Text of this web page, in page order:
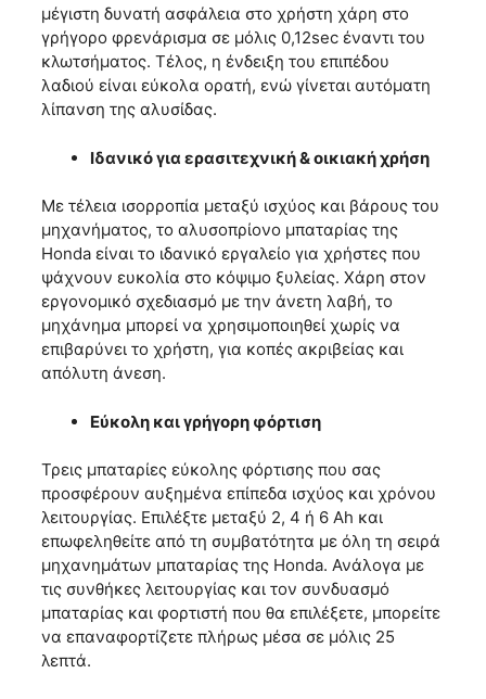
μέγιστη δυνατή ασφάλεια στο χρήστη χάρη στο
γρήγορο φρενάρισμα σε μόλις 0,12sec έναντι του
κλωτσήματος. Τέλος, η ένδειξη του επιπέδου
λαδιού είναι εύκολα ορατή, ενώ γίνεται αυτόματη
λίπανση της αλυσίδας.
Ιδανικό για ερασιτεχνική & οικιακή χρήση
Με τέλεια ισορροπία μεταξύ ισχύος και βάρους του
μηχανήματος, το αλυσοπρίονο μπαταρίας της
Honda είναι το ιδανικό εργαλείο για χρήστες που
ψάχνουν ευκολία στο κόψιμο ξυλείας. Χάρη στον
εργονομικό σχεδιασμό με την άνετη λαβή, το
μηχάνημα μπορεί να χρησιμοποιηθεί χωρίς να
επιβαρύνει το χρήστη, για κοπές ακριβείας και
απόλυτη άνεση.
Εύκολη και γρήγορη φόρτιση
Τρεις μπαταρίες εύκολης φόρτισης που σας
προσφέρουν αυξημένα επίπεδα ισχύος και χρόνου
λειτουργίας. Επιλέξτε μεταξύ 2, 4 ή 6 Ah και
επωφεληθείτε από τη συμβατότητα με όλη τη σειρά
μηχανημάτων μπαταρίας της Honda. Ανάλογα με
τις συνθήκες λειτουργίας και τον συνδυασμό
μπαταρίας και φορτιστή που θα επιλέξετε, μπορείτε
να επαναφορτίζετε πλήρως μέσα σε μόλις 25
λεπτά.